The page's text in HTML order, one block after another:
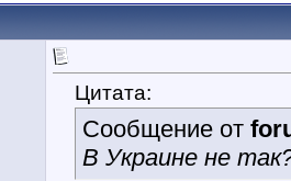
Цитата:
Сообщение от
В Украине не